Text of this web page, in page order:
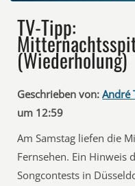
TV-Tipp:
(Wiederholung)
Geschrieben von: André
um 12:59
Am Samstag liefen die
Fernsehen. Ein Hinweis
Songcontests in